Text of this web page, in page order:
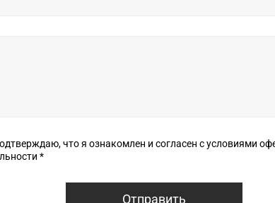
что я ознакомлен и согласен с условиями оферты и политики
конфиденциальности *
Отправить